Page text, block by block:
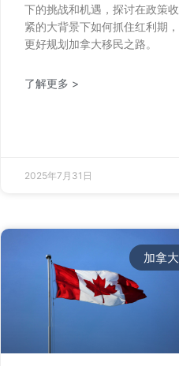
下的挑战和机遇，探讨在政策收
紧的大背景下如何抓住红利期，
更好规划加拿大移民之路。
了解更多 >
2025年7月31日
加拿大